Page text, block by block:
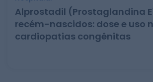
Alprostadil (Prostaglandina
recém-nascidos: dose e uso
cardiopatias congênitas